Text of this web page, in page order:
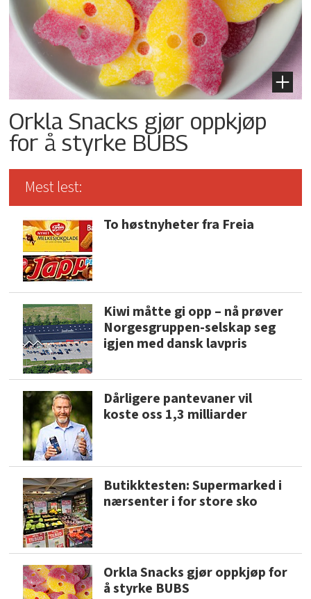
Orkla Snacks gjør oppkjøp
for å styrke BUBS
Mest lest:
To høstnyheter fra Freia
Kiwi måtte gi opp – nå prøver
Norgesgruppen-selskap seg
igjen med dansk lavpris
Dårligere pantevaner vil
koste oss 1,3 milliarder
Butikktesten: Supermarked i
nærsenter i for store sko
Orkla Snacks gjør oppkjøp for
å styrke BUBS